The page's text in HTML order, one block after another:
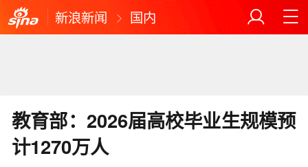
新浪新闻 国内
教育部：2026届高校毕业生规模预
计1270万人